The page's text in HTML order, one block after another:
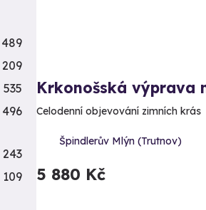
Krkonošská výprava
Celodenní objevování zimních krás
Špindlerův Mlýn (Trutnov)
5 880 Kč
489
209
535
496
243
109